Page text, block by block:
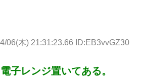
06(木) 21:31:23.66 ID:EB3vvGZ30
子レンジ置いてある。